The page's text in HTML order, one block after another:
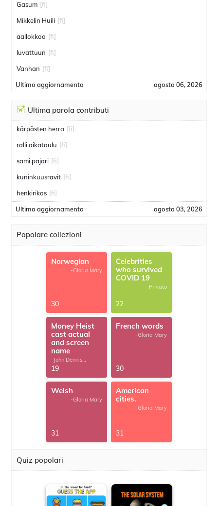
Gasum [fi]
Mikkelin Huili [fi]
aallokkoa [fi]
luvattuun [fi]
Vanhan [fi]
Ultimo aggiornamento agosto 06, 2026
Ultima parola contributi
kärpästen herra [fi]
ralli aikataulu [fi]
sami pajari [fi]
kuninkuusravit [fi]
henkirikos [fi]
Ultimo aggiornamento agosto 03, 2026
Popolare collezioni
Norwegian
-Gloria Mary
30
Celebrities
who survived
COVID 19
-Privato
22
Money Heist
cast actual
and screen
name
-John Dennis
G.Thomas
19
French words
-Gloria Mary
30
Welsh
-Gloria Mary
31
American
cities.
-Gloria Mary
31
Quiz popolari